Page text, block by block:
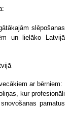
slēpošanas
un lielāko Latvijā
ar bērniem:
kur profesionāli
pamatus